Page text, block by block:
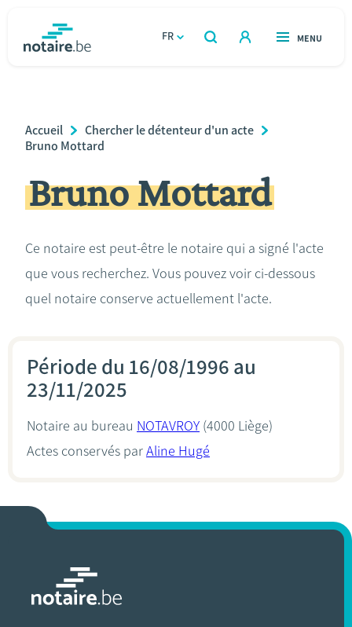
FR
OUVERT
RECHERCHER
OUVERT
MENU
Relations et vivre ensemble
Héritage et donations
Le notaire
Breadcrumb
Accueil
Chercher le détenteur d'un acte
Bruno Mottard
Bruno Mottard
Ce notaire est peut-être le notaire qui a signé l'acte
que vous recherchez. Vous pouvez voir ci-dessous
quel notaire conserve actuellement l'acte.
Période du 16/08/1996 au
23/11/2025
Notaire au bureau NOTAVROY (4000 Liège)
Actes conservés parAline Hugé